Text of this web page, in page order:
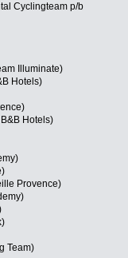
Cyclingteam p/b
Illuminate)
Hotels)
Hotels)
Provence)
Team)